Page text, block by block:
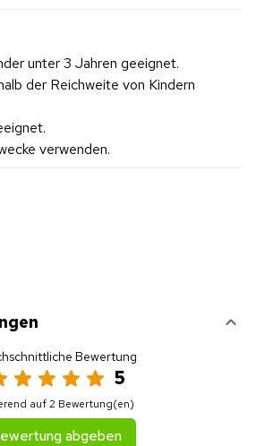
unter 3 Jahren geeignet.
der Reichweite von Kindern
verwenden.
Bewertung
5
auf 2 Bewertung(en)
abgeben